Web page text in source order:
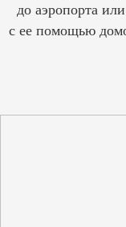
до аэропорта
с ее помощью